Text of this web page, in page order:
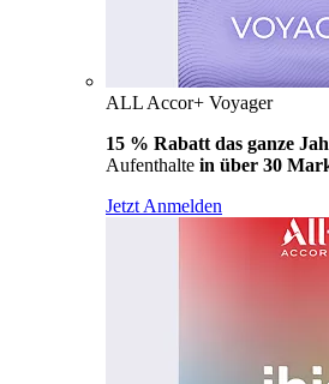
ALL Accor+ Voyager
15 % Rabatt das ganze
Aufenthalte in über 30
Jetzt Anmelden